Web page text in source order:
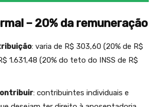
– 20% da remuneração
: varia de R$ 303,60 (20% de R$
1.631,48 (20% do teto do INSS de R$
: contribuintes individuais e